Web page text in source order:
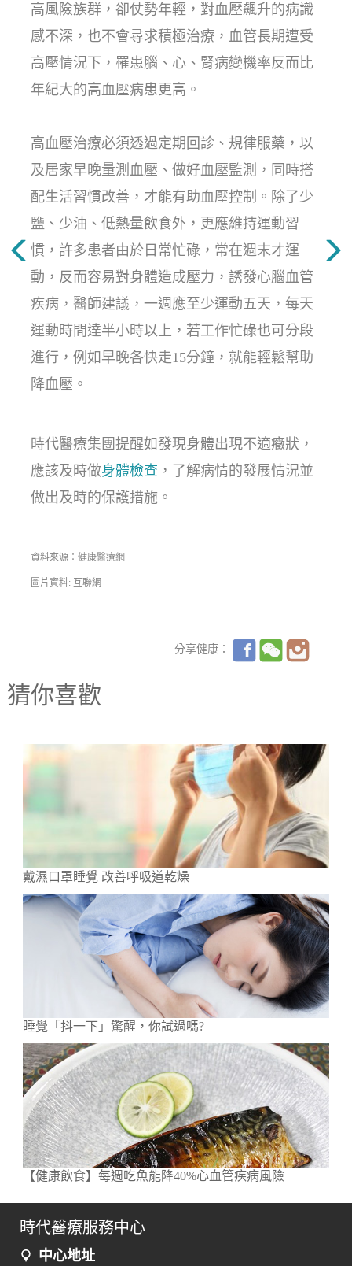
高風險族群，卻仗勢年輕，對血壓飆升的病識
感不深，也不會尋求積極治療，血管長期遭受
高壓情況下，罹患腦、心、腎病變機率反而比
年紀大的高血壓病患更高。
高血壓治療必須透過定期回診、規律服藥，以
及居家早晚量測血壓、做好血壓監測，同時搭
配生活習慣改善，才能有助血壓控制。除了少
鹽、少油、低熱量飲食外，更應維持運動習
慣，許多患者由於日常忙碌，常在週末才運
動，反而容易對身體造成壓力，誘發心腦血管
疾病，醫師建議，一週應至少運動五天，每天
運動時間達半小時以上，若工作忙碌也可分段
進行，例如早晚各快走15分鐘，就能輕鬆幫助
降血壓。
時代醫療集團提醒如發現身體出現不適癥狀，
應該及時做身體檢查 ，了解病情的發展情況並
做出及時的保護措施。
資料來源：健康醫療網
圖片資料: 互聯網
分享健康：
猜你喜歡
戴濕口罩睡覺 改善呼吸道乾燥
睡覺「抖一下」驚醒，你試過嗎?
【健康飲食】每週吃魚能降40%心血管疾病風險
時代醫療服務中心
中心地址